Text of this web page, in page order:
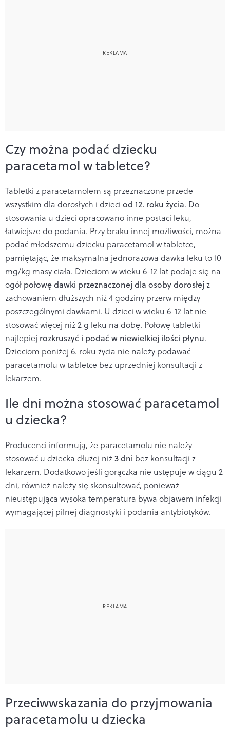
Czy można podać dziecku
paracetamol w tabletce?
Tabletki z paracetamolem są przeznaczone przede
wszystkim dla dorosłych i dzieci od 12. roku życia. Do
stosowania u dzieci opracowano inne postaci leku,
łatwiejsze do podania. Przy braku innej możliwości, można
podać młodszemu dziecku paracetamol w tabletce,
pamiętając, że maksymalna jednorazowa dawka leku to 10
mg/kg masy ciała. Dzieciom w wieku 6-12 lat podaje się na
ogół połowę dawki przeznaczonej dla osoby dorosłej z
zachowaniem dłuższych niż 4 godziny przerw między
poszczególnymi dawkami. U dzieci w wieku 6-12 lat nie
stosować więcej niż 2 g leku na dobę. Połowę tabletki
najlepiej rozkruszyć i podać w niewielkiej ilości płynu.
Dzieciom poniżej 6. roku życia nie należy podawać
paracetamolu w tabletce bez uprzedniej konsultacji z
lekarzem.
Ile dni można stosować paracetamol
u dziecka?
Producenci informują, że paracetamolu nie należy
stosować u dziecka dłużej niż3 dni bez konsultacji z
lekarzem. Dodatkowo jeśli gorączka nie ustępuje w ciągu 2
dni, również należy się skonsultować, ponieważ
nieustępująca wysoka temperatura bywa objawem infekcji
wymagającej pilnej diagnostyki i podania antybiotyków.
Przeciwwskazania do przyjmowania
paracetamolu u dziecka